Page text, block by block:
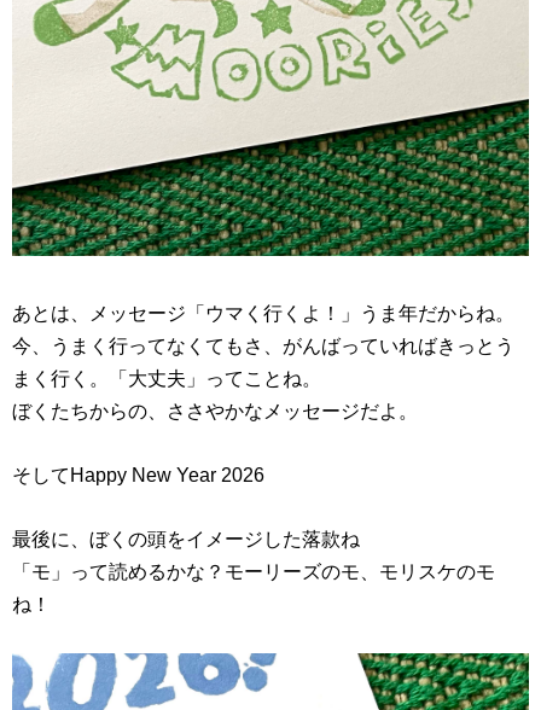
あとは、メッセージ「ウマく行くよ！」うま年だからね。
今、うまく行ってなくてもさ、がんばっていればきっとう
まく行く。「大丈夫」ってことね。
ぼくたちからの、ささやかなメッセージだよ。
そしてHappy New Year 2026
最後に、ぼくの頭をイメージした落款ね
「モ」って読めるかな？モーリーズのモ、モリスケのモ
ね！